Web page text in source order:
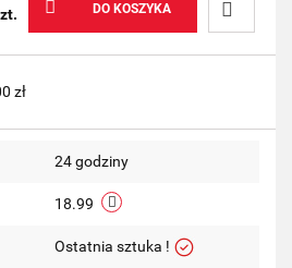
DO KOSZYKA
Do
zł
24 godziny
18.99
Ostatnia sztuka !